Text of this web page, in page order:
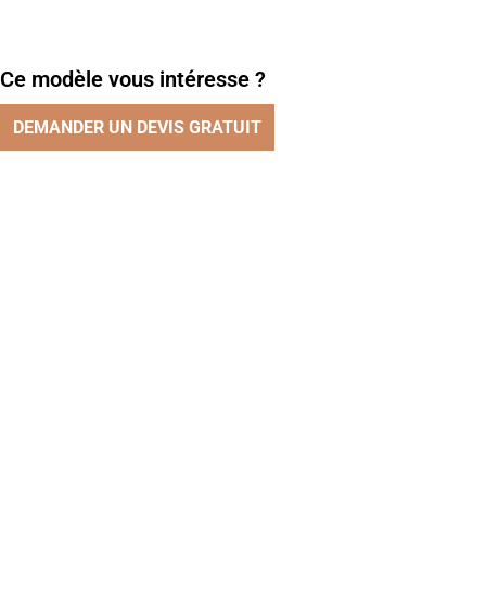
Ce modèle vous intéresse ?
DEMANDER UN DEVIS GRATUIT